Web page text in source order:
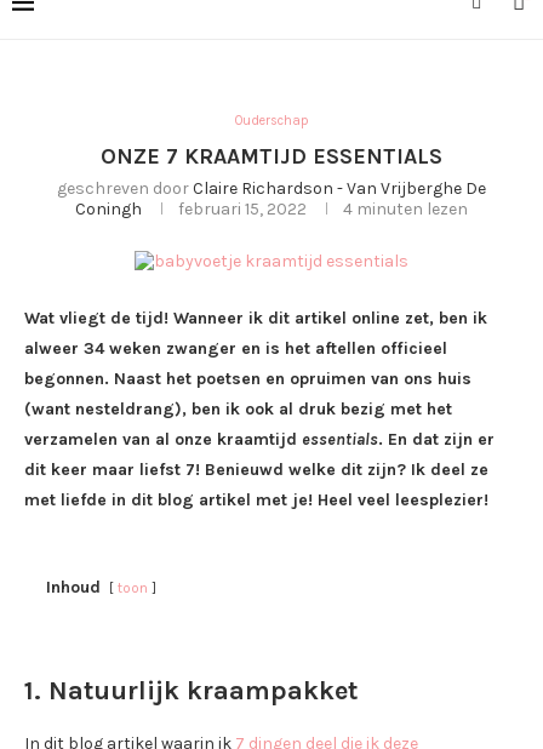
Ouderschap
ONZE 7 KRAAMTIJD ESSENTIALS
geschreven doorClaire Richardson - Van Vrijberghe De
Coningh
februari 15, 2022 4 minuten lezen
Wat vliegt de tijd! Wanneer ik dit artikel online zet, ben ik
alweer 34 weken zwanger en is het aftellen officieel
begonnen. Naast het poetsen en opruimen van ons huis
(want nesteldrang), ben ik ook al druk bezig met het
verzamelen van al onze kraamtijd essentials. En dat zijn er
dit keer maar liefst 7! Benieuwd welke dit zijn? Ik deel ze
met liefde in dit blog artikel met je! Heel veel leesplezier!
Inhoud toon
1. Natuurlijk kraampakket
In dit blog artikel waarin ik 7 dingen deel die ik deze